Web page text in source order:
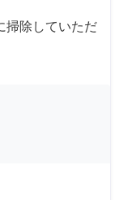
掃除していただ